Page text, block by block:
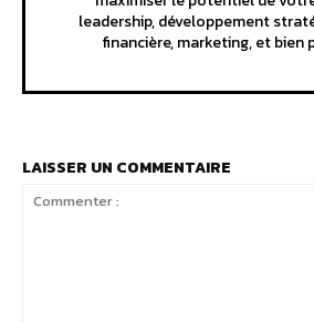
leadership, développement
financière, marketing, et bien
LAISSER UN COMMENTAIRE